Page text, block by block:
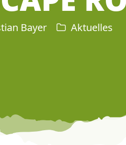
Bayer Aktuelles